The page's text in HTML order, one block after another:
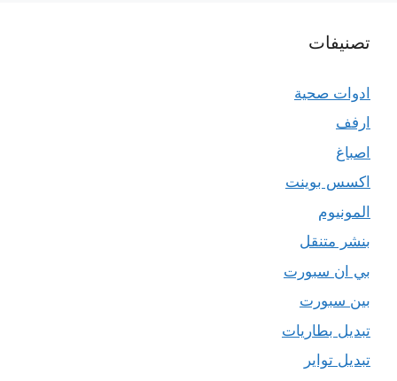
تصنيفات
ادوات صحية
ارفف
اصباغ
اكسس بوينت
المونيوم
بنشر متنقل
بي ان سبورت
بين سبورت
تبديل بطاريات
تبديل تواير